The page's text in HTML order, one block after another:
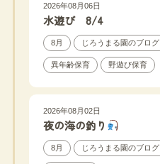
2026年08月06日
水遊び 8/4
8月 じろうまる園のブログ
異年齢保育 野遊び保育
2026年08月02日
夜の海の釣り
8月 じろうまる園のブログ